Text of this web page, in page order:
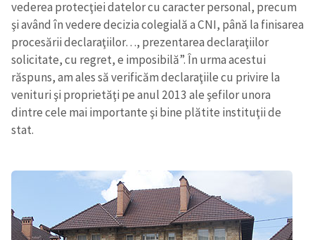
vederea protecţiei datelor cu caracter personal, precum
şi având în vedere decizia colegială a CNI, până la finisarea
procesării declaraţiilor…, prezentarea declaraţiilor
solicitate, cu regret, e imposibilă”. În urma acestui
răspuns, am ales să verificăm declaraţiile cu privire la
venituri şi proprietăţi pe anul 2013 ale şefilor unora
dintre cele mai importante şi bine plătite instituţii de
stat.